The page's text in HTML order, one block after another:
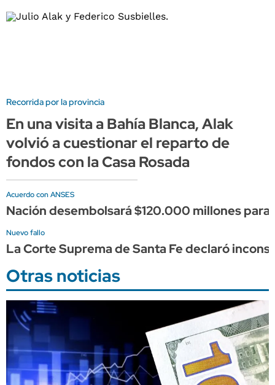
Recorrida por la provincia
En una visita a Bahía Blanca, Alak
volvió a cuestionar el reparto de
fondos con la Casa Rosada
Acuerdo con ANSES
Nación desembolsará $120.000 millones
Nuevo fallo
La Corte Suprema de Santa Fe declaró
Otras noticias